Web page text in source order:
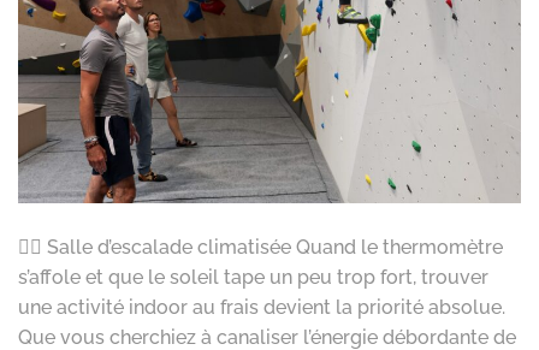
🧗‍♀️ Salle d’escalade climatisée Quand le thermomètre
s’affole et que le soleil tape un peu trop fort, trouver
une activité indoor au frais devient la priorité absolue.
Que vous cherchiez à canaliser l’énergie débordante de